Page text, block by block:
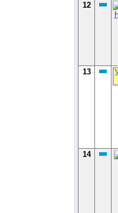
12
13
14